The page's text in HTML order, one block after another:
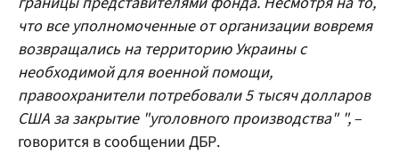
что все уполномоченные от организации вовремя
возвращались на территорию Украины с
необходимой для военной помощи,
правоохранители потребовали 5 тысяч долларов
США за закрытие "уголовного производства" ",–
говорится в сообщении ДБР.